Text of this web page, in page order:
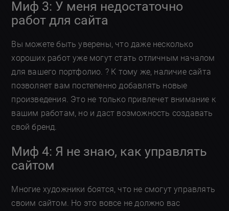
Миф 3: У меня недостаточно
работ для сайта
Вы можете быть уверены, что даже несколько
хороших работ уже могут стать отличным началом
для вашего портфолио. ? К тому же, наличие сайта
позволяет вам постепенно добавлять новые
произведения. Это не только привлечет внимание к
вашим работам, но и даст возможность создавать
свой бренд.
Миф 4: Я не знаю, как управлять
сайтом
Многие художники боятся, что не смогут управлять
своим сайтом. Но это вовсе не должно вас